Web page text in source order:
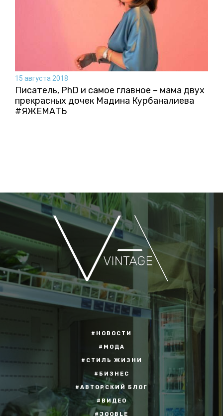
15 августа 2018
Писатель, PhD и самое главное – мама двух
прекрасных дочек Мадина Курбаналиева
#ЯЖЕМАТЬ
#НОВОСТИ
#МОДА
#СТИЛЬ ЖИЗНИ
#БИЗНЕС
#АВТОРСКИЙ БЛОГ
#ВИДЕО
#JOOBLE